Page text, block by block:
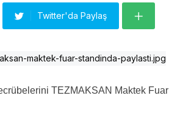
Twitter'da Paylaş
TEZMAKSAN Maktek